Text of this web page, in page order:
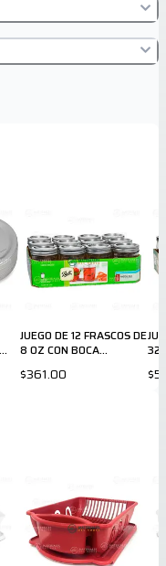
JUEGO DE 12 FRASCOS DE
8 OZ CON BOCA
$361.00
32